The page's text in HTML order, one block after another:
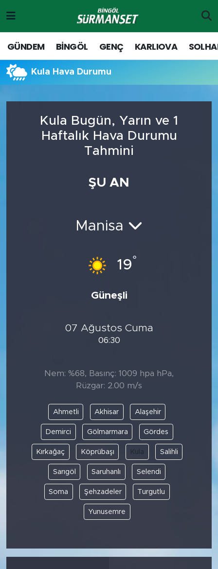
GÜNDEM BİNGÖL GENÇ KARLIOVA
Kula Hava Durumu
Kula Bugün, Yarın ve 1
Haftalık Hava Durumu
Tahmini
ŞU AN
Manisa
19°
Güneşli
07 Ağustos Cuma
06:30
Nem: %68, Basınç: 1009 hpa hPa,
Rüzgar: 2.00 m/s
Ahmetli Akhisar Alaşehir
Demirci Gölmarmara Gördes
Kırkağaç Köprübaşı Kula Salihli
Sarıgöl Saruhanlı Selendi
Soma Şehzadeler Turgutlu
Yunusemre
Genç
Solhan
Adaklı-Kiğı
MD Prestij Dergisi
Bingöl Kaza Haberleri
Merkez Hava Durumu
Merkez Trafik Yoğunluk Haritası
Tüm Manşetler